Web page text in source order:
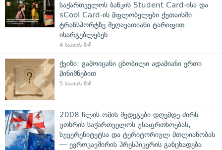
საქართველოს ბანკის Student Card-ისა და
sCool Card-ის მფლობელები ქუთაისში
ტრანსპორტზე შეღავათიანი ტარიფით
ისარგებლებენ
4 საათის წინ
ქვიზი: გამოიცანი ცნობილი ადამიანი ერთი
მინიშნებით
5 საათის წინ
2008 წლის ომის შედეგები დღემდე ძირს
უთხრის საქართველოს უსაფრთხოებას,
სუვერენიტეტსა და ტერიტორიულ მთლიანობას
— ევროკავშირის პრესპიკერის განცხადება